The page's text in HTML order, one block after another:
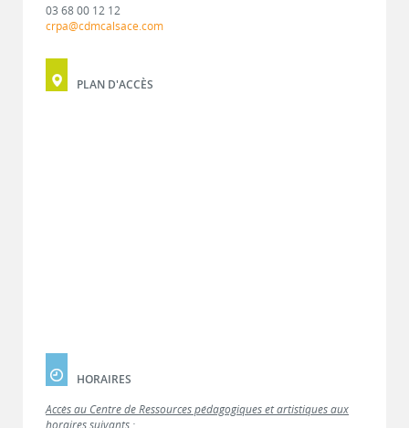
03 68 00 12 12
crpa@cdmcalsace.com
PLAN D'ACCÈS
HORAIRES
Accès au Centre de Ressources pédagogiques et artistiques aux
horaires suivants :